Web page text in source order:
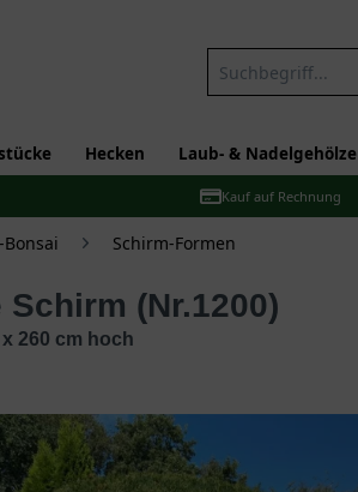
Hecken Laub- & Nadelgehölze
Kauf auf Rechnung
Schirm-Formen
Schirm (Nr.1200)
260 cm hoch